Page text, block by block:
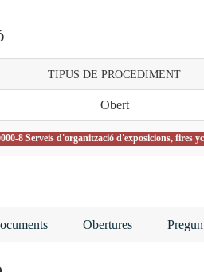
TIPUS DE PROCEDIMENT
Obert
8 Serveis d'organització d'exposicions, fires
Obertures